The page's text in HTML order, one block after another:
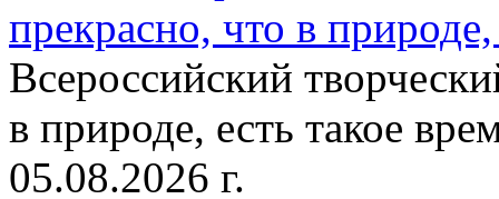
прекрасно, что в
Всероссийский
в природе, есть такое
05.08.2026 г.